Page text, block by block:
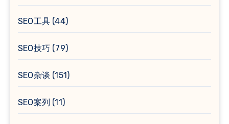
SEO工具 (44)
SEO技巧 (79)
SEO杂谈 (151)
SEO案列 (11)